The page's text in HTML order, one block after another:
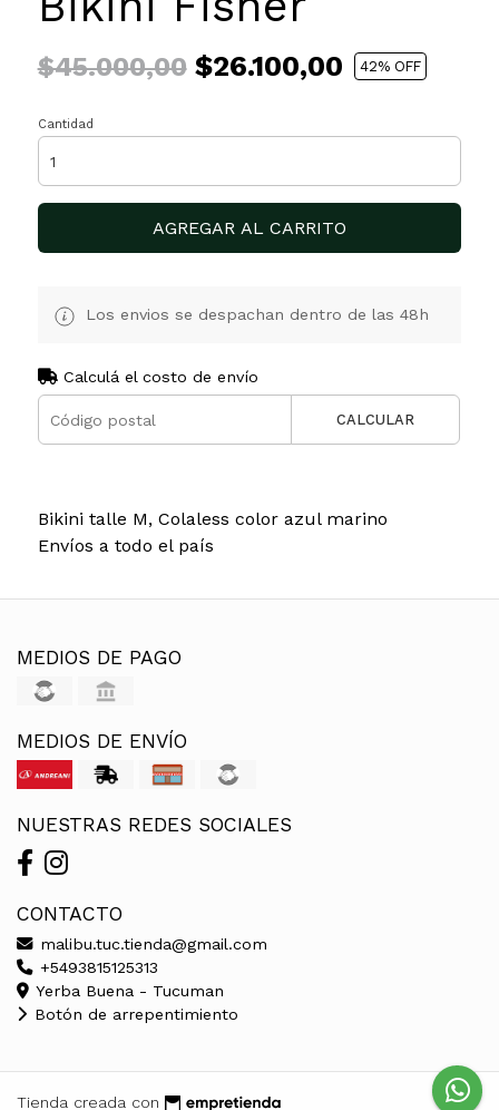
$45.000,00$26.100,00 42% OFF
Cantidad
AGREGAR AL CARRITO
Los envios se despachan dentro de las 48h
Calculá el costo de envío
CALCULAR
Bikini talle M, Colaless color azul marino
Envíos a todo el país
MEDIOS DE PAGO
MEDIOS DE ENVÍO
NUESTRAS REDES SOCIALES
CONTACTO
malibu.tuc.tienda@gmail.com
+5493815125313
Yerba Buena - Tucuman
Botón de arrepentimiento
Tienda creada con